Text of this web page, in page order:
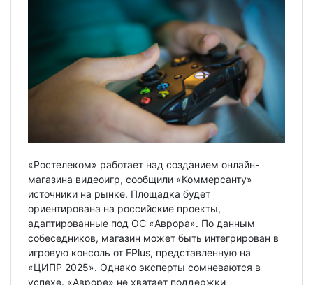
«Ростелеком» работает над созданием онлайн-
магазина видеоигр, сообщили «Коммерсанту»
источники на рынке. Площадка будет
ориентирована на российские проекты,
адаптированные под ОС «Аврора». По данным
собеседников, магазин может быть интегрирован в
игровую консоль от FPlus, представленную на
«ЦИПР 2025». Однако эксперты сомневаются в
успехе. «Авроре» не хватает поддержки